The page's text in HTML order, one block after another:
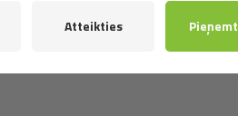
produkti